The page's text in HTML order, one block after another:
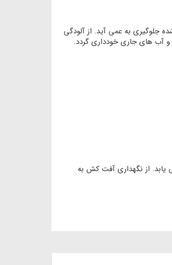
جلوگیری به عمی آید. از آلودگی
آب های جاری خودداری گردد.
می یابد. از نگهداری آفت کش به